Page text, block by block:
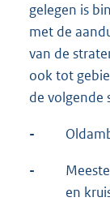
gelegen is
met de
van de
ook tot
de volgende
-
-
en